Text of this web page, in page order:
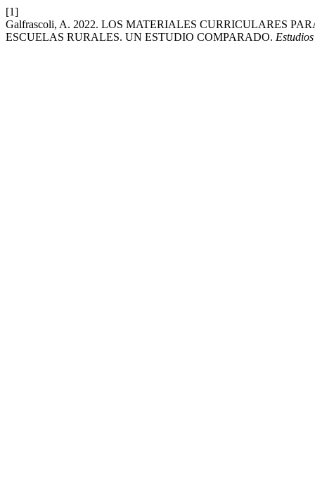
[1]
Galfrascoli, A. 2022. LOS MATERIALES CURRICULARES
ESCUELAS RURALES. UN ESTUDIO COMPARADO.